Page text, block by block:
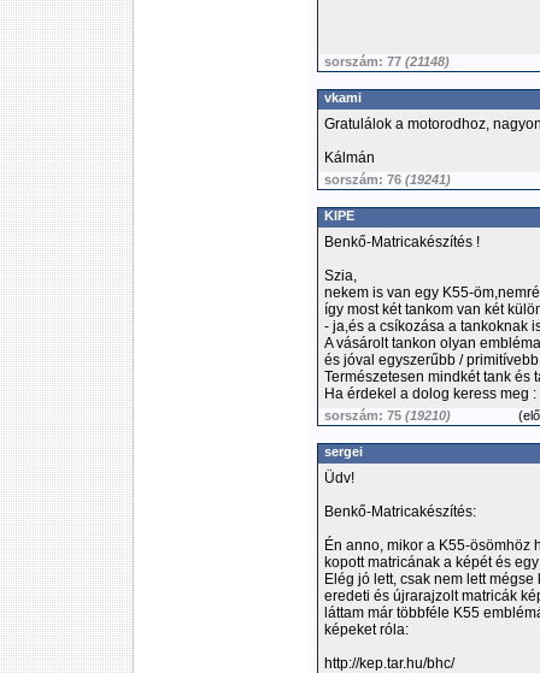
sorszám: 77 (21148)
vkami
Gratulálok a motorodhoz,
Kálmán
sorszám: 76 (19241)
KIPE
Benkő-Matricakészítés !
Szia,
nekem is van egy K55-
így most két tankom van két
- ja,és a csíkozása a tankoknak
A vásárolt tankon olyan
és jóval egyszerűbb /
Természetesen mindkét tank és
Ha érdekel a dolog keress meg
sorszám: 75 (19210) (
sergei
Üdv!
Benkő-Matricakészítés:
Én anno, mikor a K55-ösömhöz
kopott matricának a képét és
Elég jó lett, csak nem lett
eredeti és újrarajzolt matricák
láttam már többféle K55
képeket róla:
http://kep.tar.hu/bhc/